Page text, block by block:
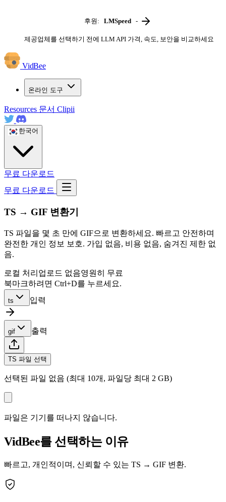
후원: LMSpeed -
제공업체를 선택하기 전에 LLM API 가격, 속도, 보안을 비교하세요
VidBee
온라인 도구
Resources 문서 Clipii
한국어
무료 다운로드
무료 다운로드
TS → GIF 변환기
TS 파일을 몇 초 만에 GIF으로 변환하세요. 빠르고 안전하며
완전한 개인 정보 보호. 가입 없음, 비용 없음, 숨겨진 제한 없
음.
로컬 처리 업로드 없음영원히 무료
북마크하려면 Ctrl+D를 누르세요.
ts 입력
gif 출력
TS 파일 선택
선택된 파일 없음 (최대 10개, 파일당 최대 2 GB)
파일은 기기를 떠나지 않습니다.
VidBee를 선택하는 이유
빠르고, 개인적이며, 신뢰할 수 있는 TS → GIF 변환.